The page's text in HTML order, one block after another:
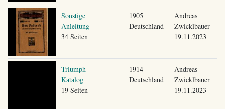
Sonstige
Anleitung
34 Seiten
1905
Deutschland
Andreas
Zwicklbauer
19.11.2023
Triumph
Katalog
19 Seiten
1914
Deutschland
Andreas
Zwicklbauer
19.11.2023